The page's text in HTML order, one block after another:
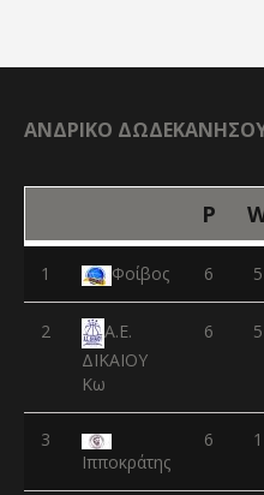
ΑΝΔΡΙΚΟ
P
1 Φοίβος 6 5
2
Α.Ε.
ΔΙΚΑΙΟΥ
Κω
6 5
3
Ιπποκράτης
6 1